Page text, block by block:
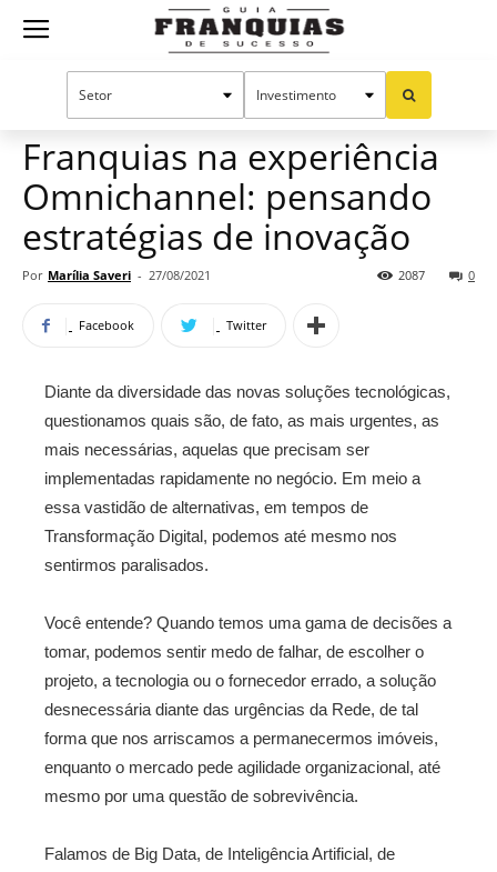
Guia
Franquias na experiência
Omnichannel: pensando
estratégias de inovação
Por Marília Saveri - 27/08/2021 0
2087
Facebook Twitter
Diante da diversidade das novas soluções tecnológicas,
questionamos quais são, de fato, as mais urgentes, as
mais necessárias, aquelas que precisam ser
implementadas rapidamente no negócio. Em meio a
essa vastidão de alternativas, em tempos de
Transformação Digital, podemos até mesmo nos
sentirmos paralisados.
Você entende? Quando temos uma gama de decisões a
tomar, podemos sentir medo de falhar, de escolher o
projeto, a tecnologia ou o fornecedor errado, a solução
desnecessária diante das urgências da Rede, de tal
forma que nos arriscamos a permanecermos imóveis,
enquanto o mercado pede agilidade organizacional, até
mesmo por uma questão de sobrevivência.
Falamos de Big Data, de Inteligência Artificial, de